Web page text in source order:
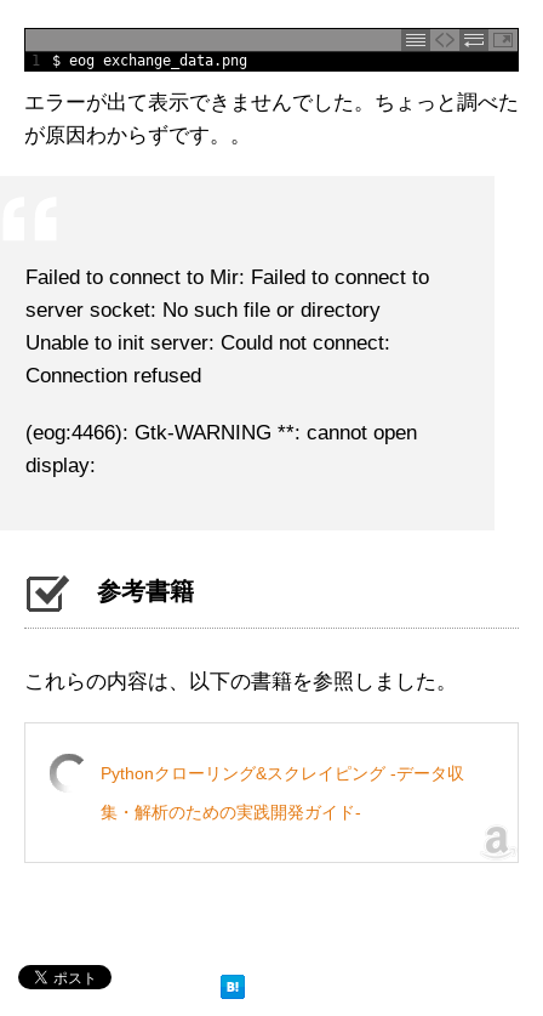
1 $ eog exchange_data. png
エラーが出て表示できませんでした。ちょっと調べた
が原因わからずです。。
Failed to connect to Mir: Failed to connect to
server socket: No such file or directory
Unable to init server: Could not connect:
Connection refused
(eog:4466): Gtk-WARNING **: cannot open
display:
参考書籍
これらの内容は、以下の書籍を参照しました。
Pythonクローリング&スクレイピング -データ収
集・解析のための実践開発ガイド-